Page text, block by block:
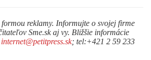
formou reklamy. Informujte o svojej firme
Sme.sk aj vy. Bližšie informácie
internet@petitpress.sk; tel:+421 2 59 233